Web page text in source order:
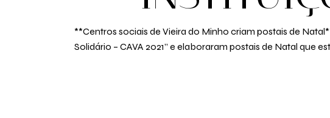
**Centros sociais de Vieira do Minho criam postais de
Solidário – CAVA 2021” e elaboraram postais de Natal que